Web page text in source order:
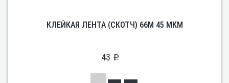
КЛЕЙКАЯ ЛЕНТА (СКОТЧ) 66М 45 МКМ
43 p